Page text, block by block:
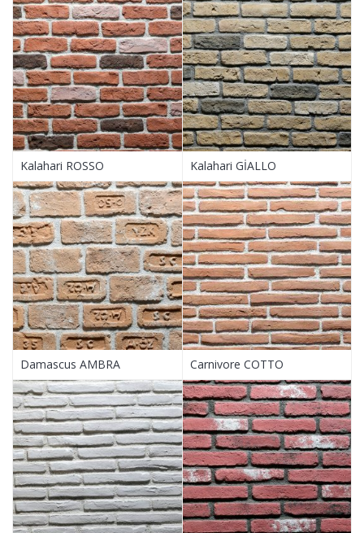
Kalahari ROSSO Kalahari GİALLO
Damascus AMBRA Carnivore COTTO